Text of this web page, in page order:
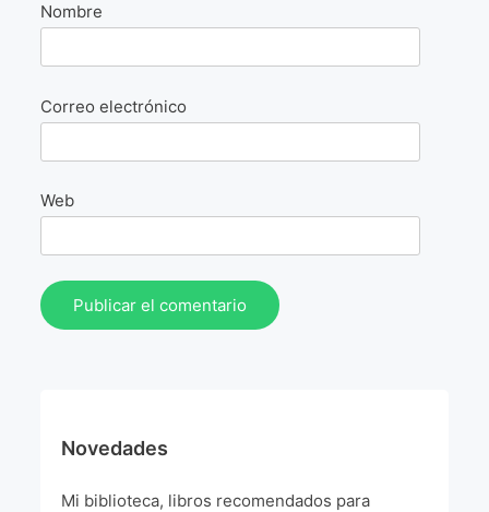
Commissaire D’exposition
Fundación Colombia
Blog
Nombre
Correo electrónico
Web
Novedades
Mi biblioteca, libros recomendados para